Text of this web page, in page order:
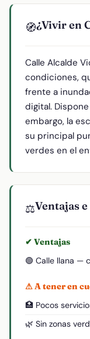
🧭¿Vivir en
Calle Alcalde
condiciones,
frente a
digital.
embargo, la
su principal
verdes en el
⚖️Ventajas
✔ Ventajas
🟢 Calle llana —
⚠ A tener en
🏥 Pocos
🌿 Sin zonas